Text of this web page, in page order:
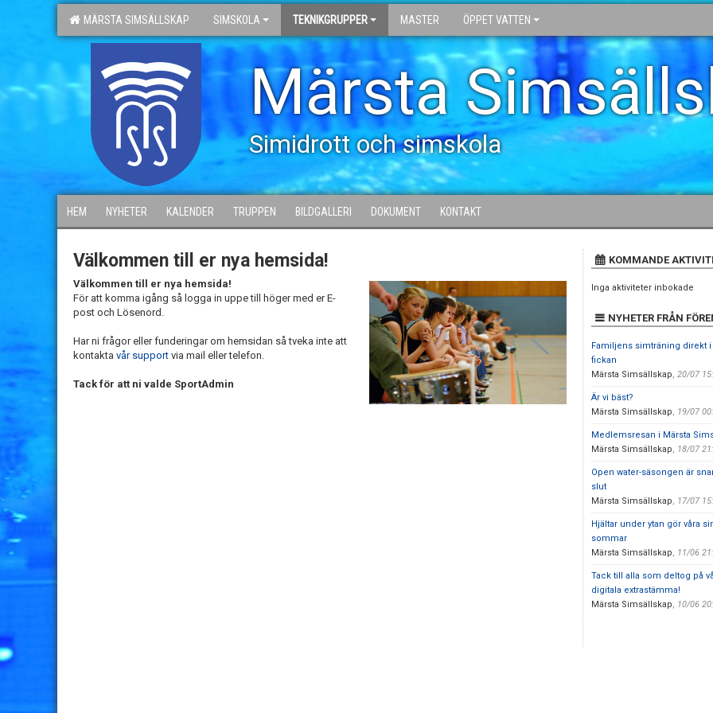
MÄRSTA SIMSÄLLSKAP SIMSKOLA TEKNIKGRUPPER MASTER ÖPPET VATTEN
Märsta
Simidrott och simskola
HEM NYHETER KALENDER TRUPPEN BILDGALLERI DOKUMENT KONTAKT
Välkommen till er nya hemsida!
Välkommen till er nya hemsida!
För att komma igång så logga in uppe till höger med er E-
post och Lösenord.
Har ni frågor eller funderingar om hemsidan så tveka inte att
kontakta vår support via mail eller telefon.
Tack för att ni valde SportAdmin
KOMMANDE
Inga aktiviteter inbokade
NYHETER FRÅN
Familjens simträning direkt i
fickan
Märsta Simsällskap, 20/07
Är vi bäst?
Märsta Simsällskap, 19/07
Medlemsresan i Märsta
Märsta Simsällskap, 18/07
Open water-säsongen är
slut
Märsta Simsällskap, 17/07
Hjältar under ytan gör våra
sommar
Märsta Simsällskap, 11/06
Tack till alla som deltog på
digitala extrastämma!
Märsta Simsällskap, 10/06